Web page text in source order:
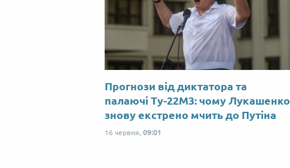
Прогнози від диктатора та
палаючі Ту-22М3: чому Лукашенко
знову екстрено мчить до Путіна
16 червня, 09:01